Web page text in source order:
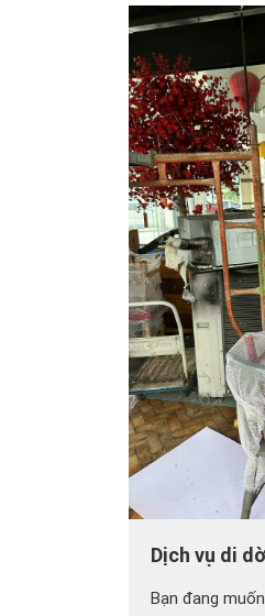
Dịch vụ di
Bạn đang